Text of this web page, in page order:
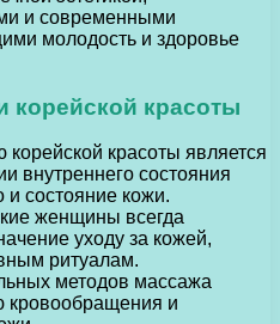
и современными
молодость и здоровье
корейской красоты
корейской красоты является
внутреннего состояния
и состояние кожи.
женщины всегда
уходу за кожей,
ритуалам.
методов массажа
кровообращения и